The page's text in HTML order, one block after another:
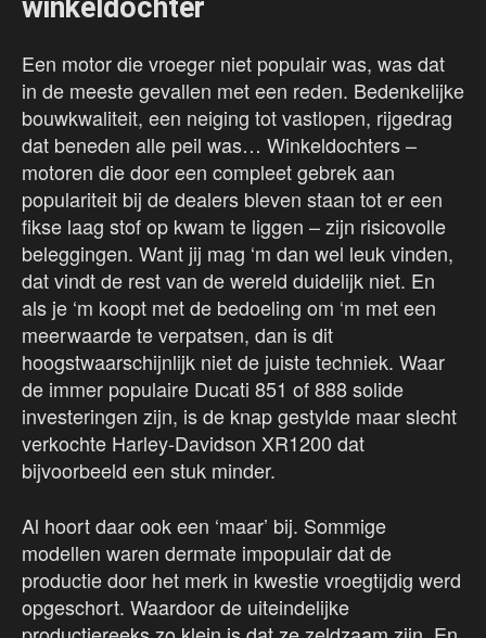
winkeldochter
Een motor die vroeger niet populair was, was dat
in de meeste gevallen met een reden. Bedenkelijke
bouwkwaliteit, een neiging tot vastlopen, rijgedrag
dat beneden alle peil was… Winkeldochters –
motoren die door een compleet gebrek aan
populariteit bij de dealers bleven staan tot er een
fikse laag stof op kwam te liggen – zijn risicovolle
beleggingen. Want jij mag ‘m dan wel leuk vinden,
dat vindt de rest van de wereld duidelijk niet. En
als je ‘m koopt met de bedoeling om ‘m met een
meerwaarde te verpatsen, dan is dit
hoogstwaarschijnlijk niet de juiste techniek. Waar
de immer populaire Ducati 851 of 888 solide
investeringen zijn, is de knap gestylde maar slecht
verkochte Harley-Davidson XR1200 dat
bijvoorbeeld een stuk minder.
Al hoort daar ook een ‘maar’ bij. Sommige
modellen waren dermate impopulair dat de
productie door het merk in kwestie vroegtijdig werd
opgeschort. Waardoor de uiteindelijke